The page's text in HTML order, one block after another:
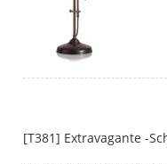
[T381] Extravagante -